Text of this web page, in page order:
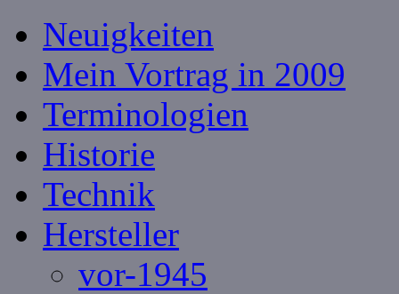
Neuigkeiten
Mein Vortrag in 2009
Terminologien
Historie
Technik
Hersteller
vor-1945